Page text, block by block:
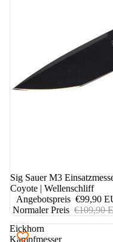
9%
Sig Sauer M3
Coyote | Wellenschliff
Angebotspreis €99,90
Normaler Preis €109,90
Eickhorn
Kampfmesser